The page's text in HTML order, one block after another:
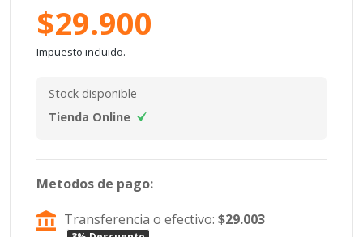
$29.900
Impuesto incluido.
Stock disponible
Tienda Online
Metodos de pago:
Transferencia o efectivo:$29.003